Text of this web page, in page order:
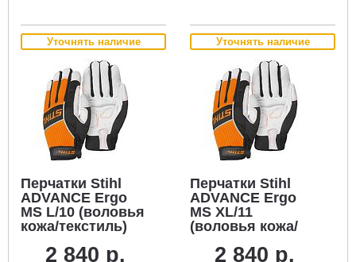
Уточнять наличие
Перчатки Stihl
ADVANCE Ergo
MS L/10 (воловья
кожа/текстиль)
2 840 р.
Уточнять наличие
Перчатки Stihl
ADVANCE Ergo
MS XL/11
(воловья кожа/
2 840 р.